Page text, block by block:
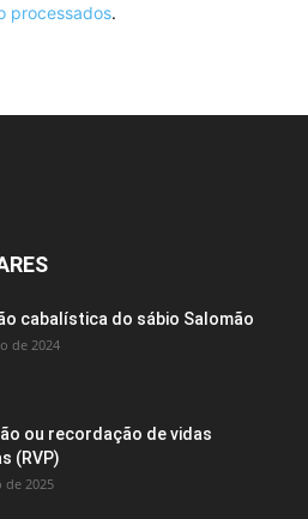
processados.
cabalística do sábio Salomão
de 2024
ou recordação de vidas
(RVP)
de 2025